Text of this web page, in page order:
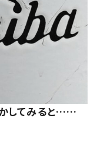
してみると……